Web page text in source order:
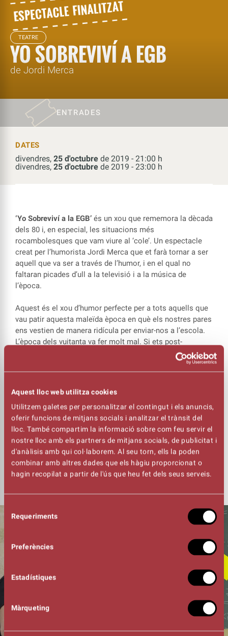
Aquest lloc web utilitza cookies
Utilitzem galetes per personalitzar el contingut i els anuncis,
oferir funcions de mitjans socials i analitzar el trànsit del
lloc. També compartim la informació sobre com feu servir el
nostre lloc amb els partners de mitjans socials, de publicitat i
d'anàlisis amb qui col·laborem. Al seu torn, ells la poden
combinar amb altres dades que els hàgiu proporcionat o
hagin recopilat a partir de l'ús que heu fet dels seus serveis.
Selecció
Requeriments
Preferències
Estadístiques
Màrqueting
TEATRE
YO SOBREVIVÍ A EGB
de Jordi Merca
ENTRADES
DATES
divendres, 25 d'octubre de 2019 - 21:00 h
divendres, 25 d'octubre de 2019 - 23:00 h
‘Yo Sobreviví a la EGB’ és un xou que rememora la dècada
dels 80 i, en especial, les situacions més
rocambolesques que vam viure al ‘cole’. Un espectacle
creat per l’humorista Jordi Merca que et farà tornar a ser
aquell que va ser a través de l’humor, i en el qual no
faltaran picades d’ull a la televisió i a la música de
l’època.
Aquest és el xou d’humor perfecte per a tots aquells que
vau patir aquesta maleïda època en què els nostres pares
ens vestien de manera ridícula per enviar-nos a l’escola.
L’època dels vuitanta va fer molt mal. Si ets post-
Naranjito, però sobretot si ets pre-Cobi, sens dubte,‘Yo
Espectacle en castellà
** Aquest espectacle estava programat inicialment el
divendres, 18 d'octubre, però a causa de la convocatòria
de vaga general, a la qual el Kursaal s'adhereix, el
muntatge s'ha ajornat fins el divendres 25 d'octubre en els
mateixos horaris.